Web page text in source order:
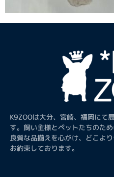
K9ZOOは大分、宮崎、福岡にて
す。飼い主様とペットたちのた
良質な品揃えを心がけ、どこよ
お約束しております。